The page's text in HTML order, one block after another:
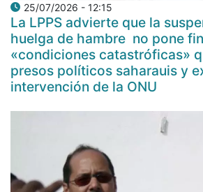
25/07/2026 - 12:15
La LPPS advierte que la
huelga de hambre no pone
«condiciones catastróficas»
presos políticos saharauis y
intervención de la ONU